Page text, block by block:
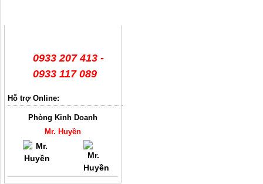
0933 207 413 -
0933 117 089
Hỗ trợ Online:
Phòng Kinh Doanh
Mr. Huyền